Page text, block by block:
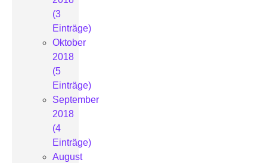
(3
Einträge)
Oktober
2018
(5
Einträge)
September
2018
(4
Einträge)
August